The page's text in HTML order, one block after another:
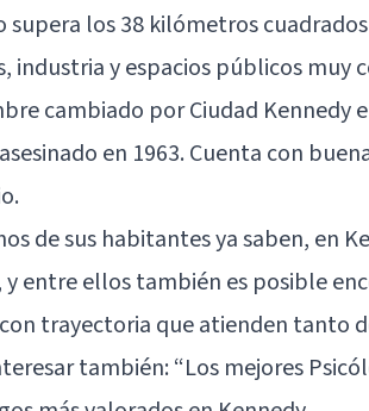
los 38 kilómetros
industria y espacios públicos muy
cambiado por Ciudad Kennedy
en 1963. Cuenta con
de sus habitantes ya saben, en
y entre ellos también es posible
trayectoria que atienden tanto
también:“Los mejores